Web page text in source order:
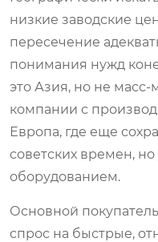
низкие заводские
пересечение
понимания нужд
это Азия, но не
компании с
Европа, где еще
советских времен,
оборудованием.
Основной
спрос на быстрые,